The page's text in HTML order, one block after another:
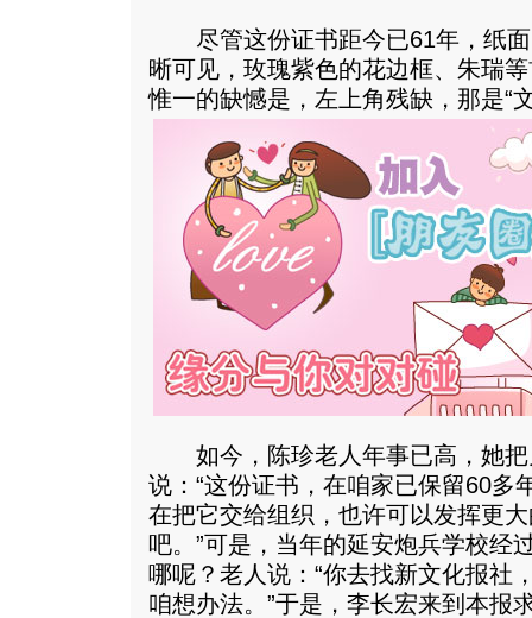
尽管这份证书距今已61年，纸面
晰可见，玫瑰紫色的花边框、朱瑞
惟一的缺憾是，左上角残缺，那是“
如今，陈珍老人年事已高，她把
说：“这份证书，在咱家已保留60多
在把它交给组织，也许可以发挥更
吧。”可是，当年的延安炮兵学校经
哪呢？老人说：“你去找新文化报社
咱想办法。”于是，李长宏来到本报